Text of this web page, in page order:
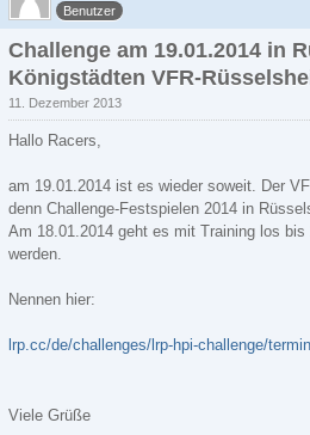
Benutzer
Challenge am 19.01.2014 in
Königstädten VFR-
11. Dezember 2013
Hallo Racers,
am 19.01.2014 ist es wieder soweit. Der
denn Challenge-Festspielen 2014 in
Am 18.01.2014 geht es mit Training los
werden.
Nennen hier:
lrp.cc/de/challenges/lrp-hpi-challenge/
Viele Grüße